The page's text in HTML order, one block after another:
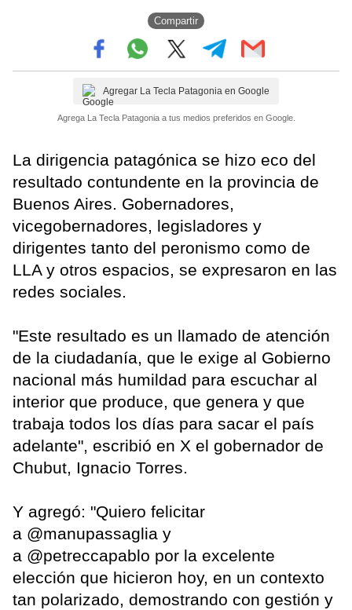
Compartir
Agregar La Tecla Patagonia en Google
Agrega La Tecla Patagonia a tus medios preferidos en Google.
La dirigencia patagónica se hizo eco del
resultado contundente en la provincia de
Buenos Aires. Gobernadores,
vicegobernadores, legisladores y
dirigentes tanto del peronismo como de
LLA y otros espacios, se expresaron en las
redes sociales.
"Este resultado es un llamado de atención
de la ciudadanía, que le exige al Gobierno
nacional más humildad para escuchar al
interior que produce, que genera y que
trabaja todos los días para sacar el país
adelante", escribió en X el gobernador de
Chubut, Ignacio Torres.
Y agregó: "Quiero felicitar
a @manupassaglia y
a @petreccapablo por la excelente
elección que hicieron hoy, en un contexto
tan polarizado, demostrando con gestión y